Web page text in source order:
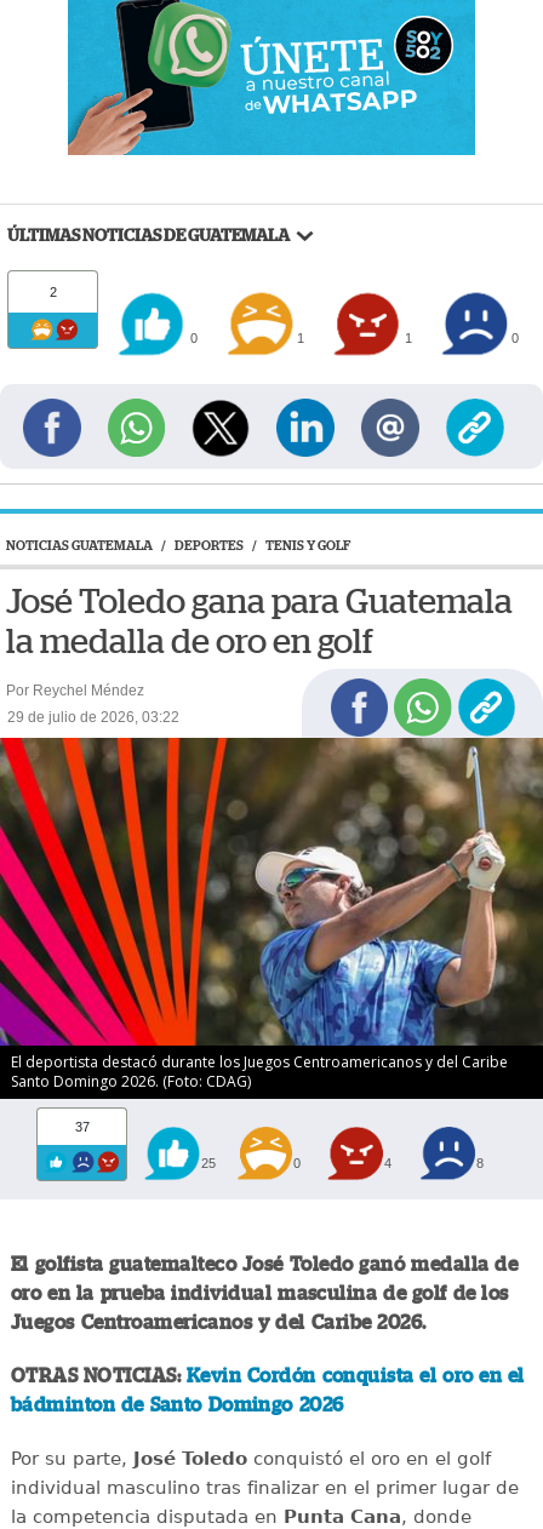
ÚLTIMAS NOTICIAS DE GUATEMALA
2
0 1 1 0
NOTICIAS GUATEMALA / DEPORTES / TENIS Y GOLF
José Toledo gana para Guatemala
la medalla de oro en golf
Por Reychel Méndez
29 de julio de 2026, 03:22
El deportista destacó durante los Juegos Centroamericanos y del Caribe
Santo Domingo 2026. (Foto: CDAG)
37
25 0 4 8
El golfista guatemalteco José Toledo ganó medalla de
oro en la prueba individual masculina de golf de los
Juegos Centroamericanos y del Caribe 2026.
OTRAS NOTICIAS: Kevin Cordón conquista el oro en el
bádminton de Santo Domingo 2026
Por su parte, José Toledoconquistó el oro en el golf
individual masculino tras finalizar en el primer lugar de
la competencia disputada en Punta Cana, donde